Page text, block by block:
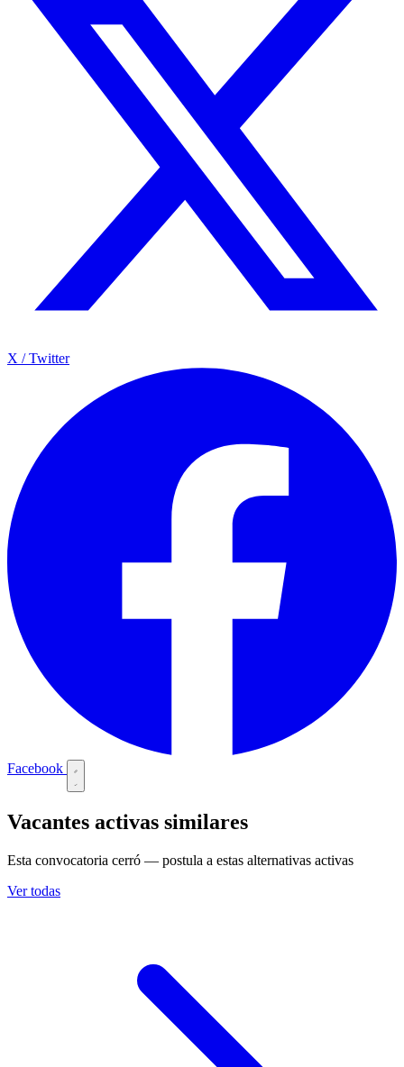
X / Twitter
Facebook
Vacantes activas similares
Esta convocatoria cerró — postula a estas alternativas activas
Ver todas